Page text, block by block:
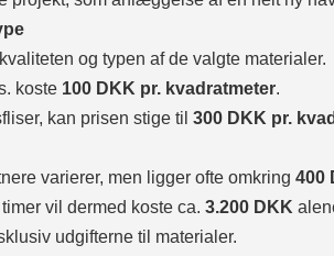
og typen af de valgte materialer.
koste 100 DKK pr. kvadratmeter.
kan prisen stige til 300 DKK pr.
varierer, men ligger ofte omkring 400
vil dermed koste ca. 3.200 DKK
udgifterne til materialer.